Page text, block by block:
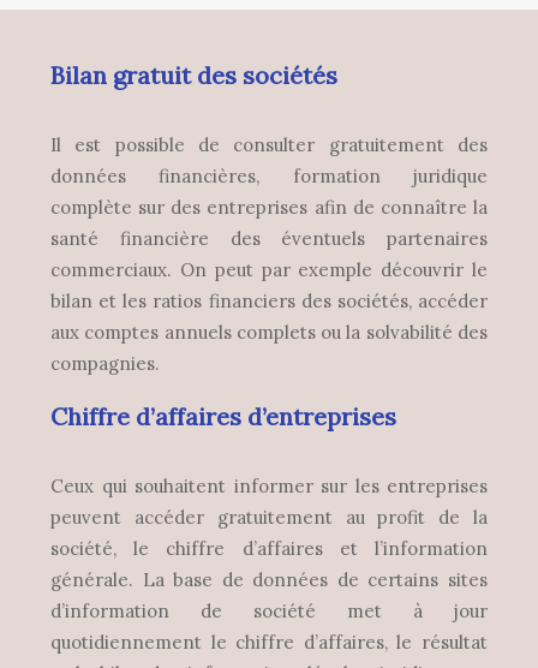
Bilan gratuit des sociétés
Il est possible de consulter gratuitement des
données financières, formation juridique
complète sur des entreprises afin de connaître la
santé financière des éventuels partenaires
commerciaux. On peut par exemple découvrir le
bilan et les ratios financiers des sociétés, accéder
aux comptes annuels complets ou la solvabilité des
compagnies.
Chiffre d’affaires d’entreprises
Ceux qui souhaitent informer sur les entreprises
peuvent accéder gratuitement au profit de la
société, le chiffre d’affaires et l’information
générale. La base de données de certains sites
d’information de société met à jour
quotidiennement le chiffre d’affaires, le résultat